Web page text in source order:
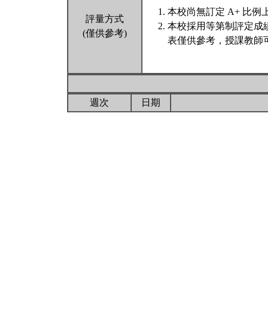
評量方式
(僅供參考)
本校尚無訂定 A+ 比例
本校採用等第制評定成
表僅供參考，授課教師
週次 日期